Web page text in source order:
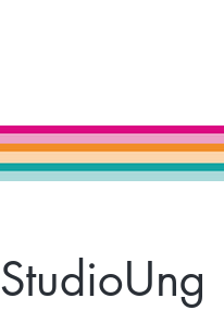
StudioUng